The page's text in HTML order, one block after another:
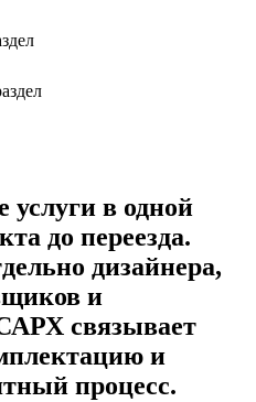
услуги в одной
до переезда.
дизайнера,
и
связывает
и
процесс.